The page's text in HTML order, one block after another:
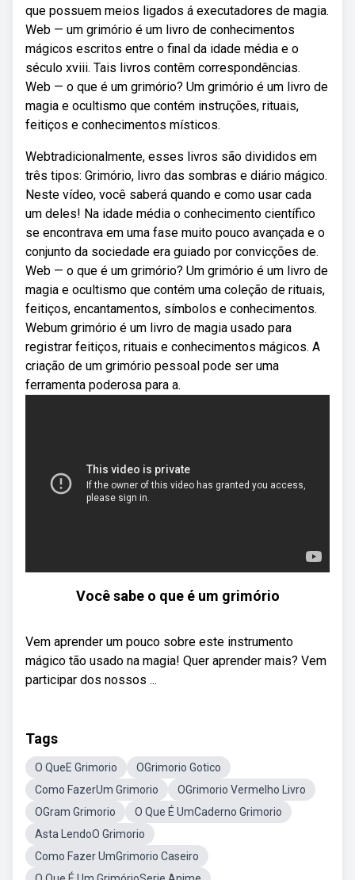
que possuem meios ligados á executadores de magia.
Web — um grimório é um livro de conhecimentos
mágicos escritos entre o final da idade média e o
século xviii. Tais livros contêm correspondências.
Web — o que é um grimório? Um grimório é um livro de
magia e ocultismo que contém instruções, rituais,
feitiços e conhecimentos místicos.
Webtradicionalmente, esses livros são divididos em
três tipos: Grimório, livro das sombras e diário mágico.
Neste vídeo, você saberá quando e como usar cada
um deles! Na idade média o conhecimento científico
se encontrava em uma fase muito pouco avançada e o
conjunto da sociedade era guiado por convicções de.
Web — o que é um grimório? Um grimório é um livro de
magia e ocultismo que contém uma coleção de rituais,
feitiços, encantamentos, símbolos e conhecimentos.
Webum grimório é um livro de magia usado para
registrar feitiços, rituais e conhecimentos mágicos. A
criação de um grimório pessoal pode ser uma
ferramenta poderosa para a.
Você sabe o que é um grimório
Vem aprender um pouco sobre este instrumento
mágico tão usado na magia! Quer aprender mais? Vem
participar dos nossos ...
Tags
O QueE Grimorio
OGrimorio Gotico
Como FazerUm Grimorio
OGrimorio Vermelho Livro
OGram Grimorio
O Que É UmCaderno Grimorio
Asta LendoO Grimorio
Como Fazer UmGrimorio Caseiro